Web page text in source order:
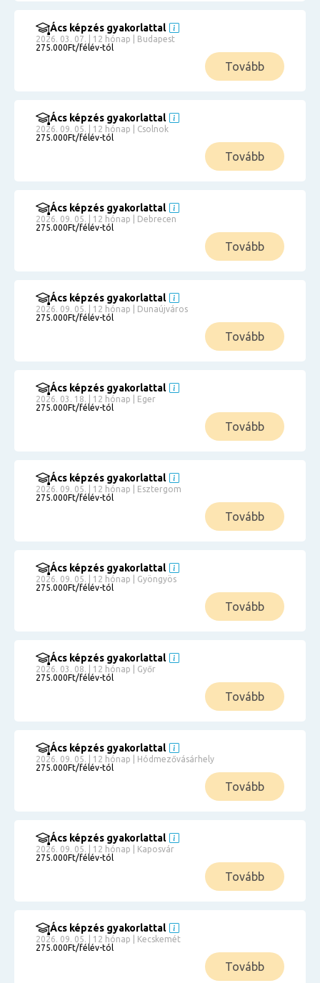
Ács képzés gyakorlattal
2026. 03. 07. | 12 hónap | Budapest
275.000Ft/félév-tól
Tovább
Ács képzés gyakorlattal
2026. 09. 05. | 12 hónap | Csolnok
275.000Ft/félév-tól
Tovább
Ács képzés gyakorlattal
2026. 09. 05. | 12 hónap | Debrecen
275.000Ft/félév-tól
Tovább
Ács képzés gyakorlattal
2026. 09. 05. | 12 hónap | Dunaújváros
275.000Ft/félév-tól
Tovább
Ács képzés gyakorlattal
2026. 03. 18. | 12 hónap | Eger
275.000Ft/félév-tól
Tovább
Ács képzés gyakorlattal
2026. 09. 05. | 12 hónap | Esztergom
275.000Ft/félév-tól
Tovább
Ács képzés gyakorlattal
2026. 09. 05. | 12 hónap | Gyöngyös
275.000Ft/félév-tól
Tovább
Ács képzés gyakorlattal
2026. 03. 08. | 12 hónap | Győr
275.000Ft/félév-tól
Tovább
Ács képzés gyakorlattal
2026. 09. 05. | 12 hónap | Hódmezővásárhely
275.000Ft/félév-tól
Tovább
Ács képzés gyakorlattal
2026. 09. 05. | 12 hónap | Kaposvár
275.000Ft/félév-tól
Tovább
Ács képzés gyakorlattal
2026. 09. 05. | 12 hónap | Kecskemét
275.000Ft/félév-tól
Tovább